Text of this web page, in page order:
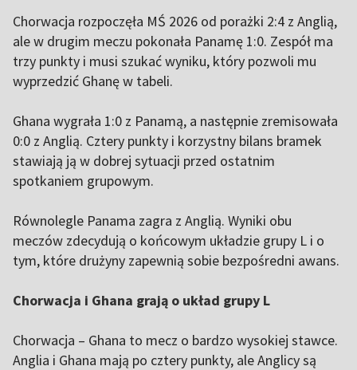
Chorwacja rozpoczęła MŚ 2026 od porażki 2:4 z Anglią,
ale w drugim meczu pokonała Panamę 1:0. Zespół ma
trzy punkty i musi szukać wyniku, który pozwoli mu
wyprzedzić Ghanę w tabeli.
Ghana wygrała 1:0 z Panamą, a następnie zremisowała
0:0 z Anglią. Cztery punkty i korzystny bilans bramek
stawiają ją w dobrej sytuacji przed ostatnim
spotkaniem grupowym.
Równolegle Panama zagra z Anglią. Wyniki obu
meczów zdecydują o końcowym układzie grupy L i o
tym, które drużyny zapewnią sobie bezpośredni awans.
Chorwacja i Ghana grają o układ grupy L
Chorwacja – Ghana to mecz o bardzo wysokiej stawce.
Anglia i Ghana mają po cztery punkty, ale Anglicy są